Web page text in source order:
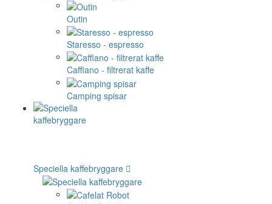
Outin
Staresso - espresso
Cafflano - filtrerat kaffe
Camping spisar
Speciella kaffebryggare